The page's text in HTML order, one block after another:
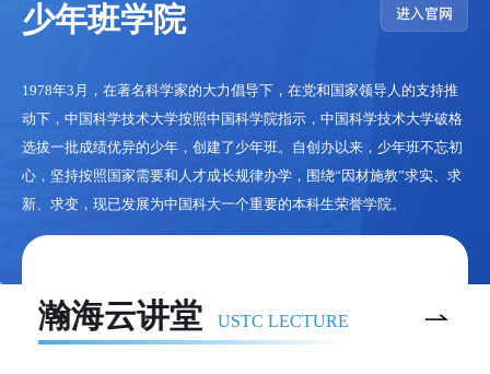
少年班学院
1978年3月，在著名科学家的大力倡导下，在党和国家领导人的支持推
动下，中国科学技术大学按照中国科学院指示，中国科学技术大学破格
选拔一批成绩优异的少年，创建了少年班。自创办以来，少年班不忘初
心，坚持按照国家需要和人才成长规律办学，围绕“因材施教”求实、求
新、求变，现已发展为中国科大一个重要的本科生荣誉学院。
瀚海云讲堂 USTC LECTURE